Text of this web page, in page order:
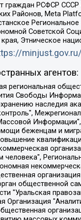
граждан РСФСР СССР
Районов, Meta
Советской
Этническое
агентов:
Свердловская региональная общественная организация "Сутяжник", Автономная некоммерческая организация "Центр независимых социологических исследований", Союз общественных объединений "Российский исследовательский центр по правам человека", Региональное общественное учреждение научно-информационный центр "МЕМОРИАЛ", Некоммерческая организация "Фонд защиты гласности", Автономная некоммерческая организация "Институт прав человека", Городская общественная организация "Екатеринбургское общество "МЕМОРИАЛ", Городская общественная организация "Рязанское историко-просветительское и правозащитное общество "Мемориал" (Рязанский Мемориал), Челябинский региональный орган общественной самодеятельности – женское общественное объединение "Женщины Евразии", Челябинский региональный орган общественной самодеятельности "Уральская правозащитная группа", Фонд содействия защите здоровья и социальной справедливости имени Андрея Рылькова, Автономная Некоммерческая Организация "Аналитический Центр Юрия Левады", Автономная некоммерческая организация социальной поддержки населения "Проект Апрель", Региональная общественная организация помощи женщинам и детям, находящимся в кризисной ситуации "Информационно-методический центр "Анна", Фонд содействия развитию массовых коммуникаций и